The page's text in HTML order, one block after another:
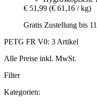
€ 51,99 (€ 61,16 / kg)
Gratis Zustellung bis
PETG FR V0: 3 Artikel
Alle Preise inkl. MwSt.
Filter
Kategorien: